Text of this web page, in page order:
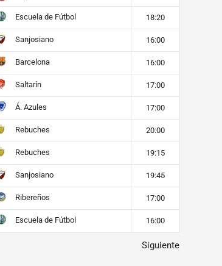
Escuela de Fútbol 18:20
Sanjosiano 16:00
Barcelona 16:00
Saltarín 17:00
Á. Azules 17:00
Rebuches 20:00
Rebuches 19:15
Sanjosiano 19:45
Ribereños 17:00
Escuela de Fútbol 16:00
Siguiente